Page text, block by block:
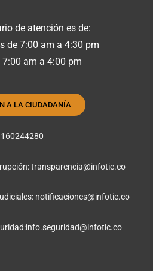
de atención es de:
de 7:00 am a 4:30 pm
7:00 am a 4:00 pm
A LA CIUDADANÍA
transparencia@infotic.co
notificaciones@infotic.co
info.seguridad@infotic.co